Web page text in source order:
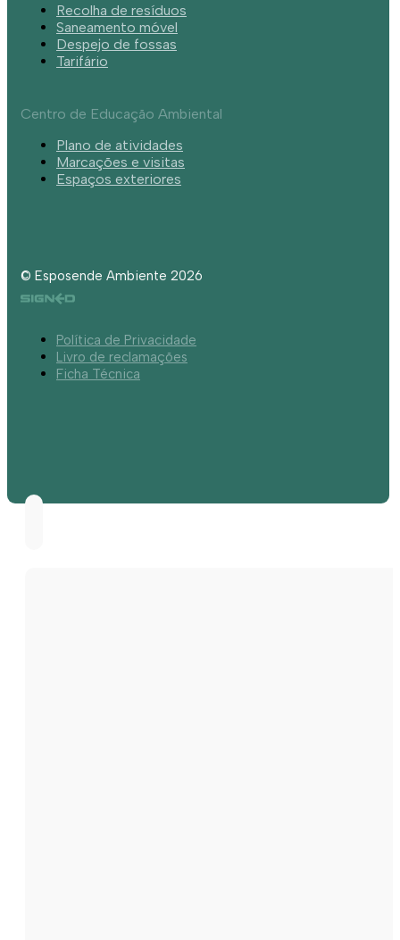
Recolha de resíduos
Saneamento móvel
Despejo de fossas
Tarifário
Centro de Educação Ambiental
Plano de atividades
Marcações e visitas
Espaços exteriores
© Esposende Ambiente 2026
Política de Privacidade
Livro de reclamações
Ficha Técnica